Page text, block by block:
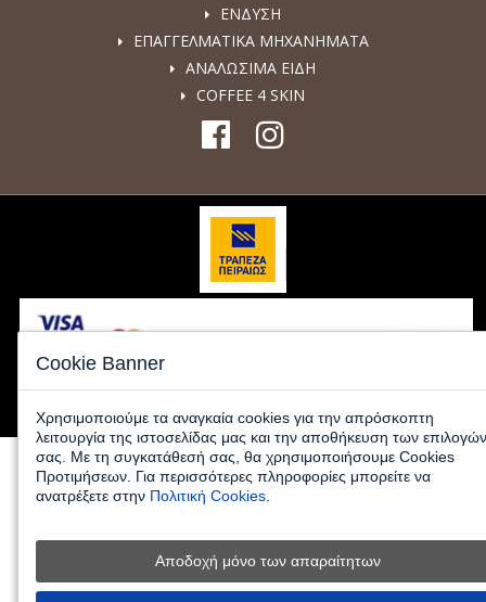
ΕΝΔΥΣΗ
ΕΠΑΓΓΕΛΜΑΤΙΚΑ ΜΗΧΑΝΗΜΑΤΑ
ΑΝΑΛΩΣΙΜΑ ΕΙΔΗ
COFFEE 4 SKIN
© 2026 www.kafeemporiki-shop.gr - All Rights Reserved |
Eshop
HellasSites
Cookie Banner
Χρησιμοποιούμε τα αναγκαία cookies για την απρόσκοπτη
λειτουργία της ιστοσελίδας μας και την αποθήκευση των επιλογών
σας. Με τη συγκατάθεσή σας, θα χρησιμοποιήσουμε Cookies
Προτιμήσεων. Για περισσότερες πληροφορίες μπορείτε να
ανατρέξετε στην Πολιτική Cookies.
Αποδοχή μόνο των απαραίτητων